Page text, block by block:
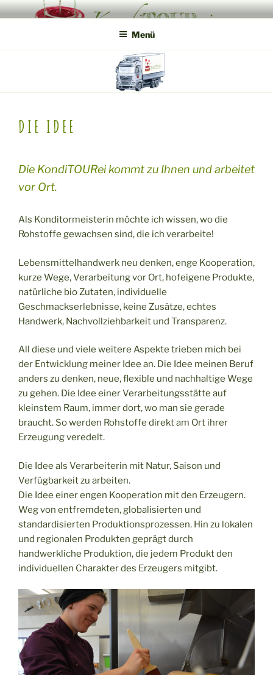
Zum
InhaltKONDITOUREI
Mobile Produktveredlung am Hof
Menü
DIE IDEE
Die KondiTOURei kommt zu Ihnen und arbeitet
vor Ort.
Als Konditormeisterin möchte ich wissen, wo die
Rohstoffe gewachsen sind, die ich verarbeite!
Lebensmittelhandwerk neu denken, enge Kooperation,
kurze Wege, Verarbeitung vor Ort, hofeigene Produkte,
natürliche bio Zutaten, individuelle
Geschmackserlebnisse, keine Zusätze, echtes
Handwerk, Nachvollziehbarkeit und Transparenz.
All diese und viele weitere Aspekte trieben mich bei
der Entwicklung meiner Idee an. Die Idee meinen Beruf
anders zu denken, neue, flexible und nachhaltige Wege
zu gehen. Die Idee einer Verarbeitungsstätte auf
kleinstem Raum, immer dort, wo man sie gerade
braucht. So werden Rohstoffe direkt am Ort ihrer
Erzeugung veredelt.
Die Idee als Verarbeiterin mit Natur, Saison und
Verfügbarkeit zu arbeiten.
Die Idee einer engen Kooperation mit den Erzeugern.
Weg von entfremdeten, globalisierten und
standardisierten Produktionsprozessen. Hin zu lokalen
und regionalen Produkten geprägt durch
handwerkliche Produktion, die jedem Produkt den
individuellen Charakter des Erzeugers mitgibt.